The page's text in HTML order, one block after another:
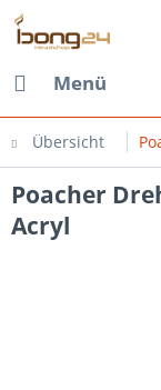
Menü
Übersicht
Poacher
Acryl